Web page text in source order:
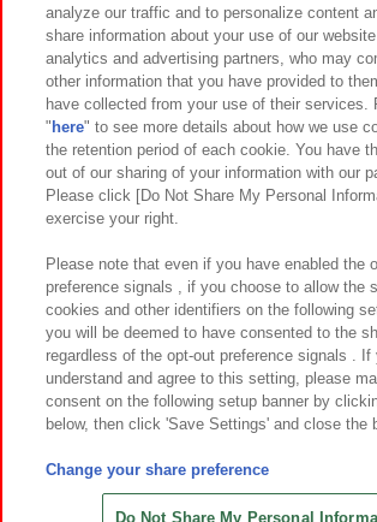
イベント・キャンペーン
関連会社 サステナビリティ サイ
プライバシーポリシー ウェブアクセシビリテ
お取引先さまとともに
カスタマーハラスメント対応方針 よくあるご質
©Bandai Namco Amusement Inc.
©Bandai Namco Amusement Lab Inc.
©HANAYASHIKI Co., Ltd. All Rights
analyze our traffic and to personalize content
share information about your use of our
analytics and advertising partners, who may
other information that you have provided to
have collected from your use of their services.
" here" to see more details about how we use
the retention period of each cookie. You have
out of our sharing of your information with our
Please click [Do Not Share My Personal
exercise your right.
Please note that even if you have enabled the
preference signals , if you choose to allow the
cookies and other identifiers on the following
you will be deemed to have consented to the
regardless of the opt-out preference signals . If
understand and agree to this setting, please
consent on the following setup banner by
below, then click 'Save Settings' and close the
Change your share preference
Do Not Share My Personal